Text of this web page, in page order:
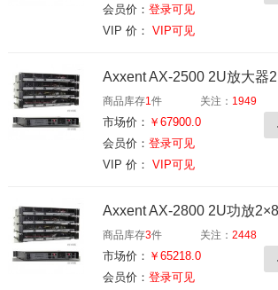
会员价：登录可见
VIP 价： VIP可见
Axxent AX-2500 2U放大器
商品库存1件 关注： 1949
市场价： ￥67900.0
会员价：登录可见
VIP 价： VIP可见
Axxent AX-2800 2U功放
商品库存3件 关注：2448
市场价： ￥65218.0
会员价：登录可见